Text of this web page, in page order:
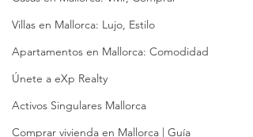
Villas en Mallorca: Lujo, Estilo
Apartamentos en Mallorca: Comodidad
Únete a eXp Realty
Activos Singulares Mallorca
Comprar vivienda en Mallorca | Guía